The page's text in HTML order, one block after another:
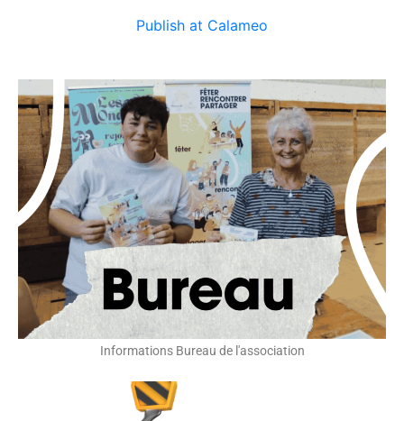
Publish at Calameo
Informations Bureau de l'association